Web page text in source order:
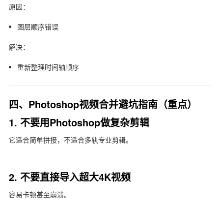
原因：
图层顺序错误
解决：
重新整理时间轴顺序
四、Photoshop视频合并避坑指南（重点）
1. 不要用Photoshop做复杂剪辑
它适合简单拼接，不适合多轨专业剪辑。
2. 不要直接导入超大4K视频
容易卡顿甚至崩溃。